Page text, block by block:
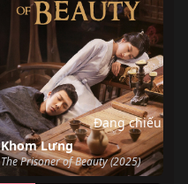
Khom Lưng
The Prisoner of Beauty (2025)
Đang chiếu